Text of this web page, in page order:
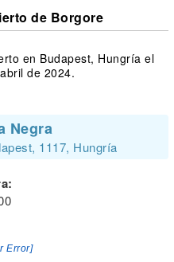
de Borgore
en Budapest, Hungría el
de 2024.
Negra
1117, Hungría
Error]